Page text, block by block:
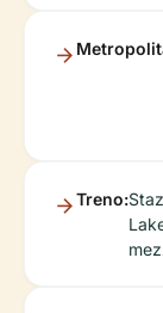
Treno: